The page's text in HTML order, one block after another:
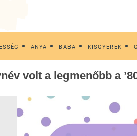
ANYA BABA KISGYEREK
volt a legmenőbb a